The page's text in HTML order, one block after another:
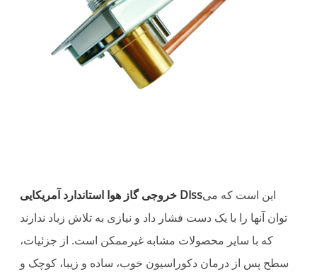
خروجی گاز هوا استاندارد آمریکایی DIssاین است که می
توان آنها را با یک دست فشار داد و نیازی به تلاش زیاد ندارند
که با سایر محصولات مشابه غیرممکن است. از جزئیات،
سطح پس از درمان دکوراسیون خوب، ساده و زیبا، کوچک و